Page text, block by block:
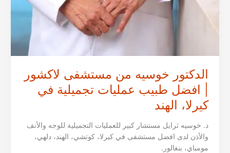
الدكتور خوسيه من مستشفى لاكشور
| افضل طبيب عمليات تجميلية في
كيرلا، الهند
د. خوسيه ثرايل مستشار كبير للعمليات التجميلية للوجه والأنف
والأذن لدى افضل مستشفى في كيرلا، كوتشي، الهند، دلهي،
مومباي، بنغالور.